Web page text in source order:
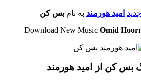
امید هورمند به نام بس کن
Download New Music Omid
بس کن از امید هورمند